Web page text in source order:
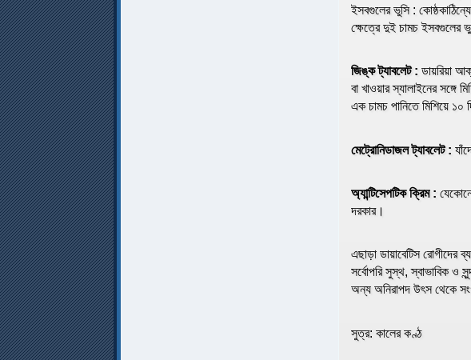
ইসবগুলের ভুসি :
ক্ষেত্রে দুই চামচ ইসবগুলের
জিঙ্ক ট্যাবলেট : ডায়রিয়া
বা খাওয়ার স্যালাইনের
এক চামচ পানিতে মিশিয়ে ১০
মেট্রোনিডাজল ট্যাবলেট :
অ্যান্টিসেপটিক ক্রিম :
দরকার।
এছাড়া ডায়াবেটিস রোগীদের
সর্বোপরি সুস্থ, স্বাভাবিক ও
অন্য অনিরাপদ উৎস থেকে
সুত্র: কালের কণ্ঠ